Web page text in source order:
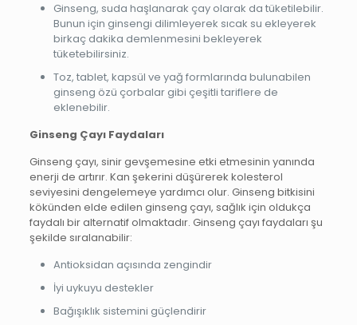
Ginseng, suda haşlanarak çay olarak da tüketilebilir.
Bunun için ginsengi dilimleyerek sıcak su ekleyerek
birkaç dakika demlenmesini bekleyerek
tüketebilirsiniz.
Toz, tablet, kapsül ve yağ formlarında bulunabilen
ginseng özü çorbalar gibi çeşitli tariflere de
eklenebilir.
Ginseng Çayı Faydaları
Ginseng çayı, sinir gevşemesine etki etmesinin yanında
enerji de artırır. Kan şekerini düşürerek kolesterol
seviyesini dengelemeye yardımcı olur. Ginseng bitkisini
kökünden elde edilen ginseng çayı, sağlık için oldukça
faydalı bir alternatif olmaktadır. Ginseng çayı faydaları şu
şekilde sıralanabilir:
Antioksidan açısında zengindir
İyi uykuyu destekler
Bağışıklık sistemini güçlendirir